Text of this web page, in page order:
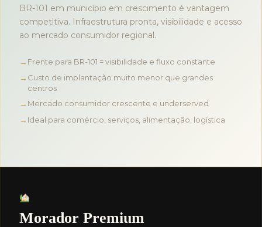
BR-101 em município em crescimento é vantagem
competitiva. Infraestrutura pronta, visibilidade e acesso
ao mercado consumidor regional.
Frente para BR-101 = visibilidade e fluxo constante
Custo de implantação muito menor que grandes
centros
Mercado consumidor crescente e underserved
Ideal para comércio, serviços, alimentação, logística
Morador Premium